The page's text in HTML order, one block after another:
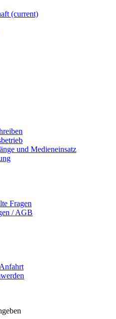
(current)
und Medieneinsatz
Fragen
/ AGB